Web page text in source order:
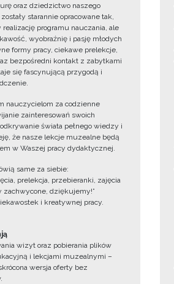
oraz dziedzictwo naszego
starannie opracowane tak,
programu nauczania, ale
wyobraźnię i pasję młodych
formy pracy, ciekawe prelekcje,
bezpośredni kontakt z zabytkami
się fascynującą przygodą i
nauczycielom za codzienne
zainteresowań swoich
świata pełnego wiedzy i
że nasze lekcje muzealne będą
w Waszej pracy dydaktycznej.
same za siebie:
prelekcja, przebieranki, zajęcia
zachwycone, dziękujemy!”
i kreatywnej pracy.
wizyt oraz pobierania plików
i lekcjami muzealnymi –
wersja oferty bez